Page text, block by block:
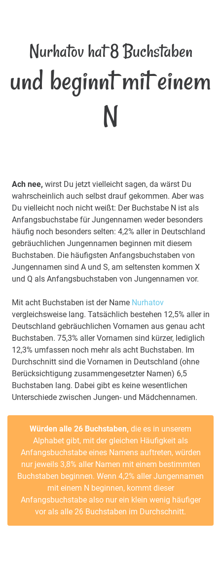
Nurhatov hat 8 Buchstaben
und beginnt mit einem
N
Ach nee, wirst Du jetzt vielleicht sagen, da wärst Du
wahrscheinlich auch selbst drauf gekommen. Aber was
Du vielleicht noch nicht weißt: Der Buchstabe N ist als
Anfangsbuchstabe für Jungennamen weder besonders
häufig noch besonders selten: 4,2% aller in Deutschland
gebräuchlichen Jungennamen beginnen mit diesem
Buchstaben. Die häufigsten Anfangsbuchstaben von
Jungennamen sind A und S, am seltensten kommen X
und Q als Anfangsbuchstaben von Jungennamen vor.
Mit acht Buchstaben ist der Name Nurhatov
vergleichsweise lang. Tatsächlich bestehen 12,5% aller in
Deutschland gebräuchlichen Vornamen aus genau acht
Buchstaben. 75,3% aller Vornamen sind kürzer, lediglich
12,3% umfassen noch mehr als acht Buchstaben. Im
Durchschnitt sind die Vornamen in Deutschland (ohne
Berücksichtigung zusammengesetzter Namen) 6,5
Buchstaben lang. Dabei gibt es keine wesentlichen
Unterschiede zwischen Jungen- und Mädchennamen.
Würden alle 26 Buchstaben, die es in unserem
Alphabet gibt, mit der gleichen Häufigkeit als
Anfangsbuchstabe eines Namens auftreten, würden
nur jeweils 3,8% aller Namen mit einem bestimmten
Buchstaben beginnen. Wenn 4,2% aller Jungennamen
mit einem N beginnen, kommt dieser
Anfangsbuchstabe also nur ein klein wenig häufiger
vor als alle 26 Buchstaben im Durchschnitt.